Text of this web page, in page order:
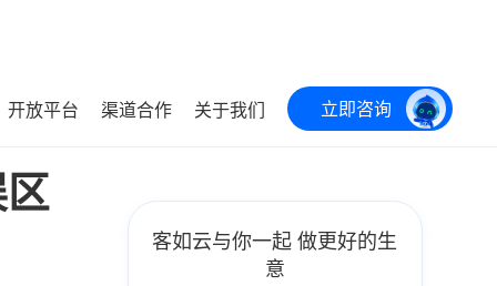
开放平台 渠道合作 关于我们 立即咨询
客如云与你一起 做更好的生
意